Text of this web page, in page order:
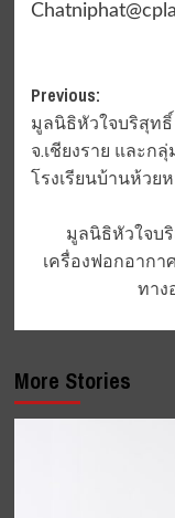
Post
navigation
Previous:
มูลนิธิหัวใจบริสุท
จ.เชียงราย และก
โรงเรียนบ้านห้วย
มูลนิธิหัวใจบ
เครื่องฟอกอากา
ทาง
More Stories